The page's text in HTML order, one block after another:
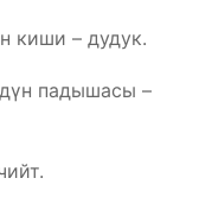
киши – дудук.
падышасы –